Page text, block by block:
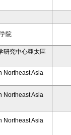
院
研究中心亜太區
Northeast Asia
Northeast Asia
Northeast Asia